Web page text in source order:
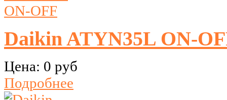
Daikin ATYN35L ON-
Цена: 0 руб
Подробнее